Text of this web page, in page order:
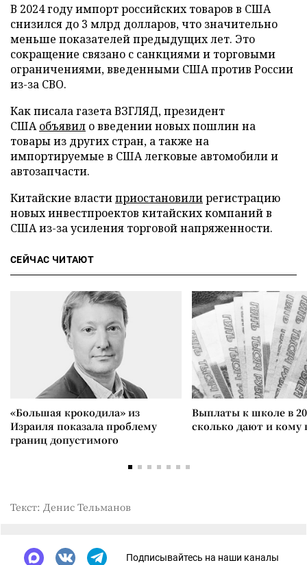
В 2024 году импорт российских товаров в США
снизился до 3 млрд долларов, что значительно
меньше показателей предыдущих лет. Это
сокращение связано с санкциями и торговыми
ограничениями, введенными США против России
из-за СВО.
Как писала газета ВЗГЛЯД, президент
СШАобъявил о введении новых пошлин на
товары из других стран, а также на
импортируемые в США легковые автомобили и
автозапчасти.
Китайские властиприостановилирегистрацию
новых инвестпроектов китайских компаний в
США из-за усиления торговой напряженности.
СЕЙЧАС ЧИТАЮТ
«Большая крокодила» из
Израиля показала проблему
границ допустимого
Выплаты к школе в
сколько дают и
Текст: Денис Тельманов
Подписывайтесь на наши каналы